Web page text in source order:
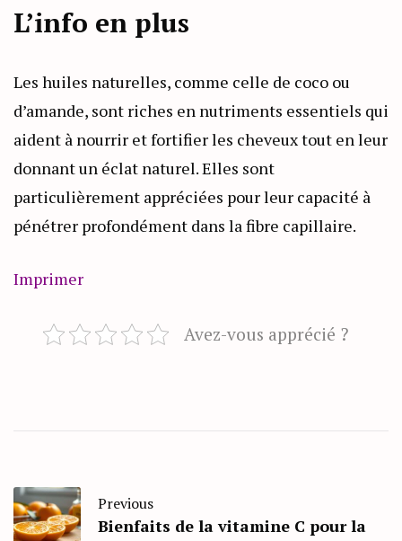
L’info en plus
Les huiles naturelles, comme celle de coco ou
d’amande, sont riches en nutriments essentiels qui
aident à nourrir et fortifier les cheveux tout en leur
donnant un éclat naturel. Elles sont
particulièrement appréciées pour leur capacité à
pénétrer profondément dans la fibre capillaire.
Imprimer
Avez-vous apprécié ?
Previous
Bienfaits de la vitamine C pour la